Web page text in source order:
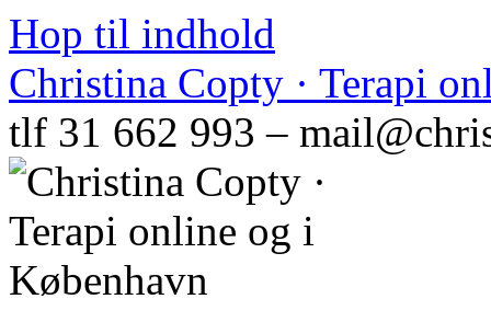
Hop til indhold
Christina Copty · Terapi
tlf 31 662 993 –